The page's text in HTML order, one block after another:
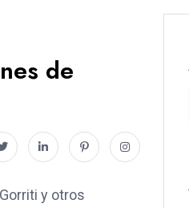
de
y otros